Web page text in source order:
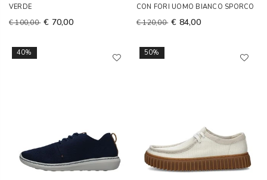
VERDE
€ 100,00 € 70,00
CON FORI UOMO BIANCO SPORCO
€ 120,00 € 84,00
40% 50%